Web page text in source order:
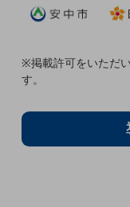
セキュリティ対策
顧客体験（CX）改善
自動化・省電化
人材不足解消
※掲載許可をいただ
す。